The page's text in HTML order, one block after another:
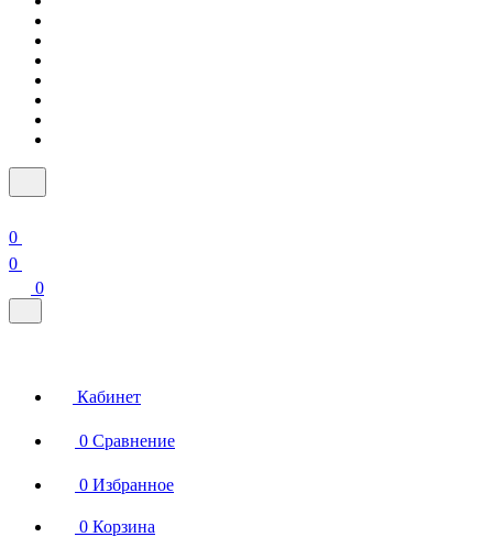
0
0
0
Кабинет
0 Сравнение
0 Избранное
0 Корзина